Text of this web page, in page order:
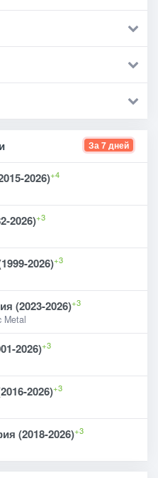
За 7 дней
2026)+4
2026)+3
2026)+3
(2023-2026)+3
Metal
2026)+3
2026)+3
(2018-2026)+3